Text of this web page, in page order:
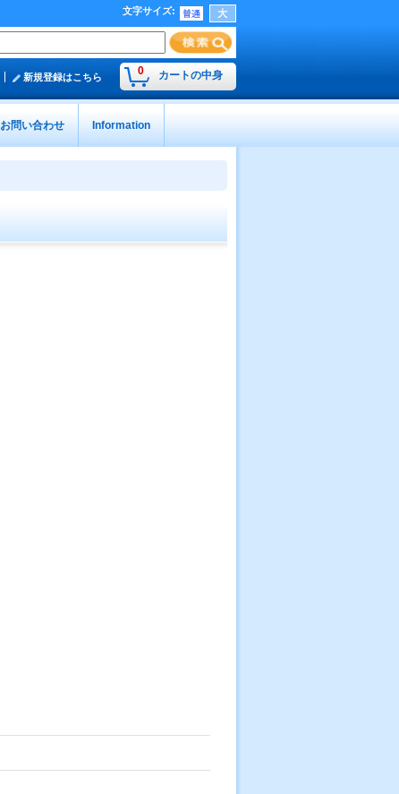
文字サイズ:
0 カートの中身
新規登録はこちら
お問い合わせ Information